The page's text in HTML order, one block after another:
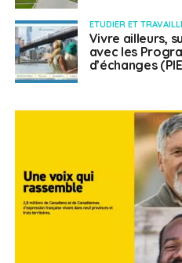
ETUDIER ET
Vivre ailleurs,
avec les
d’échanges